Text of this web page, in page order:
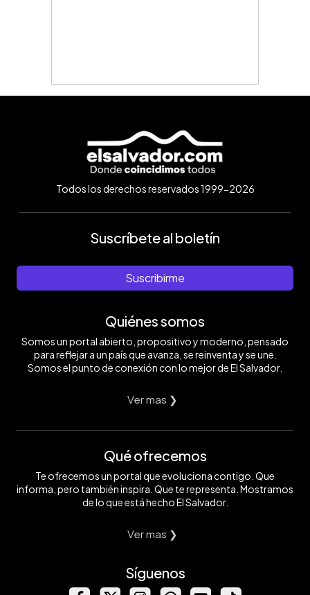
Todos los derechos reservados 1999-2026
Suscríbete al boletín
Suscribirme
Quiénes somos
Somos un portal abierto, propositivo y moderno, pensado
para reflejar a un país que avanza, se reinventa y se une.
Somos el punto de conexión con lo mejor de El Salvador.
Ver mas ❯
Qué ofrecemos
Te ofrecemos un portal que evoluciona contigo. Que
informa, pero también inspira. Que te representa. Mostramos
de lo que está hecho El Salvador.
Ver mas ❯
Síguenos